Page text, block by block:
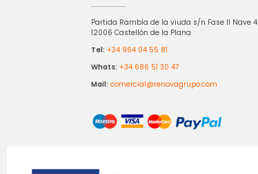
Partida Rambla de la viuda s/n Fase II Nave 4
12006 Castellón de la Plana
Tel: +34 964 04 55 81
Whats: +34 686 51 30 47
Mail: comercial@renovagrupo.com